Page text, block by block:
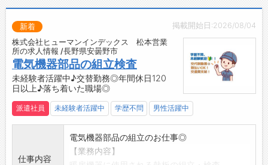
・安全靴
◎建物内の上履きのみ、ご準備ください
・食堂スペース
・休憩室
・無料駐車場
・ロッカー、更衣室
☆----------------------------------------
☆
勤務実績に応じて、給与前払いが可能です◎
簡単申請！簡単受取！日払い即日払い対応！
掲載開始日:2026/08/04
新着
株式会社ヒューマンインデックス 松本営業
所の求人情報 /長野県安曇野市
電気機器部品の組立検査
未経験者活躍中♪交替勤務◎年間休日120
日以上♪落ち着いた職場◎
派遣社員 未経験者活躍中 学歴不問 男性活躍中
仕事内容
電気機器部品の組立のお仕事◎
【業務内容】